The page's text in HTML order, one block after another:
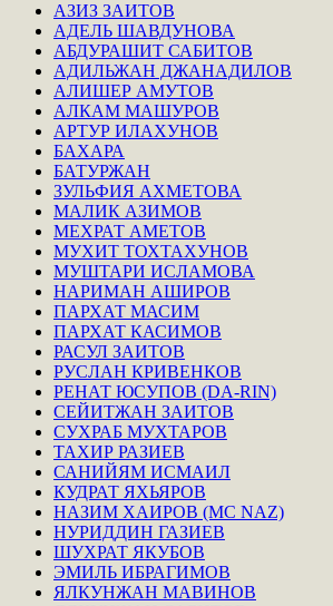
АЗИЗ ЗАИТОВ
АДЕЛЬ ШАВДУНОВА
АБДУРАШИТ САБИТОВ
АДИЛЬЖАН ДЖАНАДИЛОВ
АЛИШЕР АМУТОВ
АЛКАМ МАШУРОВ
АРТУР ИЛАХУНОВ
БАХАРА
БАТУРЖАН
ЗУЛЬФИЯ АХМЕТОВА
МАЛИК АЗИМОВ
МЕХРАТ АМЕТОВ
МУХИТ ТОХТАХУНОВ
МУШТАРИ ИСЛАМОВА
НАРИМАН АШИРОВ
ПАРХАТ МАСИМ
ПАРХАТ КАСИМОВ
РАСУЛ ЗАИТОВ
РУСЛАН КРИВЕНКОВ
РЕНАТ ЮСУПОВ (DA-RIN)
СЕЙИТЖАН ЗАИТОВ
СУХРАБ МУХТАРОВ
ТАХИР РАЗИЕВ
САНИЙЯМ ИСМАИЛ
КУДРАТ ЯХЬЯРОВ
НАЗИМ ХАИРОВ (MC NAZ)
НУРИДДИН ГАЗИЕВ
ШУХРАТ ЯКУБОВ
ЭМИЛЬ ИБРАГИМОВ
ЯЛКУНЖАН МАВИНОВ